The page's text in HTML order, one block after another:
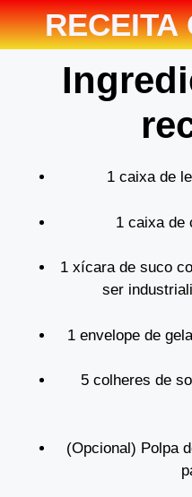
RECEITA
1 caixa de
1 caixa de
1 xícara de suco
ser
1 envelope de
5 colheres de
(Opcional) Polpa